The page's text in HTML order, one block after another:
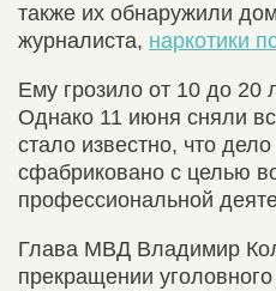
также их обнаружили
журналиста, наркотики
Ему грозило от 10 до 20
Однако 11 июня сняли
стало известно, что
сфабриковано с целью
профессиональной
Глава МВД Владимир
прекращении